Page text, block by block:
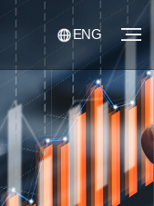
ENG